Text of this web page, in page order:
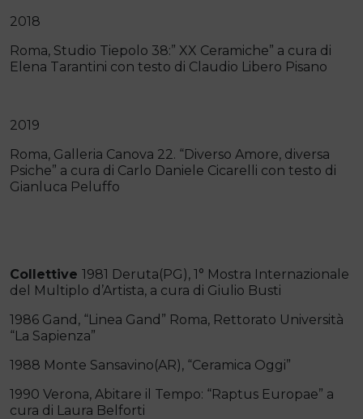
2018
Roma, Studio Tiepolo 38:” XX Ceramiche” a cura di
Elena Tarantini con testo di Claudio Libero Pisano
2019
Roma, Galleria Canova 22. “Diverso Amore, diversa
Psiche” a cura di Carlo Daniele Cicarelli con testo di
Gianluca Peluffo
Collettive 1981 Deruta(PG), 1° Mostra Internazionale
del Multiplo d’Artista, a cura di Giulio Busti
1986 Gand, “Linea Gand” Roma, Rettorato Università
“La Sapienza”
1988 Monte Sansavino(AR), “Ceramica Oggi”
1990 Verona, Abitare il Tempo: “Raptus Europae” a
cura di Laura Belforti